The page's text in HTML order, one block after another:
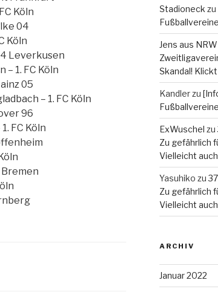
Köln
04
Köln
Leverkusen
– 1. FC Köln
05
– 1. FC Köln
96
FC Köln
Bremen
Stadioneck zu
Jens aus NRW
Skandal!
Kandlerzu
ExWuschel zu
Zu gefährlich
Vielleicht
Yasuhiko zu
Zu gefährlich
Vielleicht
ARCHIV
Januar 2022